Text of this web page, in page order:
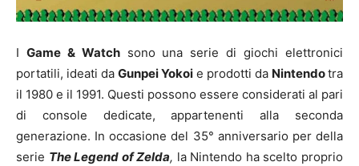
I Game & Watchsono una serie di giochi elettronici
portatili, ideati da Gunpei Yokoi e prodotti da Nintendotra
il 1980 e il 1991. Questi possono essere considerati al pari
di console dedicate, appartenenti alla seconda
generazione. In occasione del 35° anniversario per della
serie The Legend of Zelda, la Nintendo ha scelto proprio